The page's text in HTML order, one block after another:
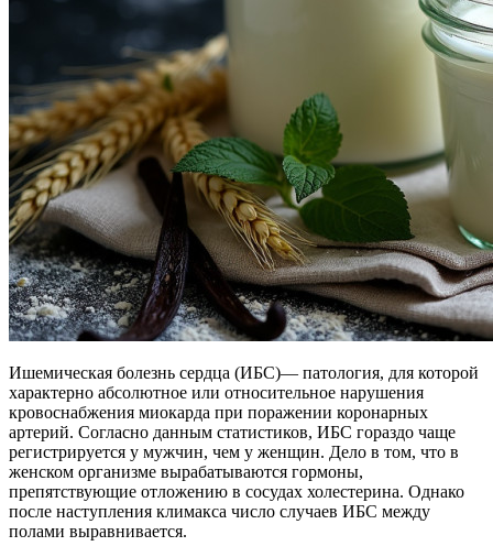
Ишемическая болезнь сердца (ИБС)— патология, для которой
характерно абсолютное или относительное нарушения
кровоснабжения миокарда при поражении коронарных
артерий. Согласно данным статистиков, ИБС гораздо чаще
регистрируется у мужчин, чем у женщин. Дело в том, что в
женском организме вырабатываются гормоны,
препятствующие отложению в сосудах холестерина. Однако
после наступления климакса число случаев ИБС между
полами выравнивается.